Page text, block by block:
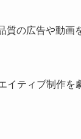
質の広告や動
イティブ制作を